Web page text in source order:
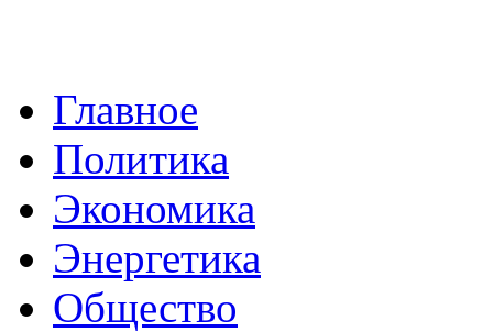
Главное
Политика
Экономика
Энергетика
Общество